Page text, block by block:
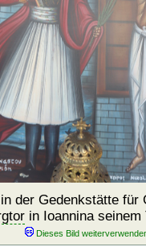
der Gedenkstätte für
in Ioannina seinem